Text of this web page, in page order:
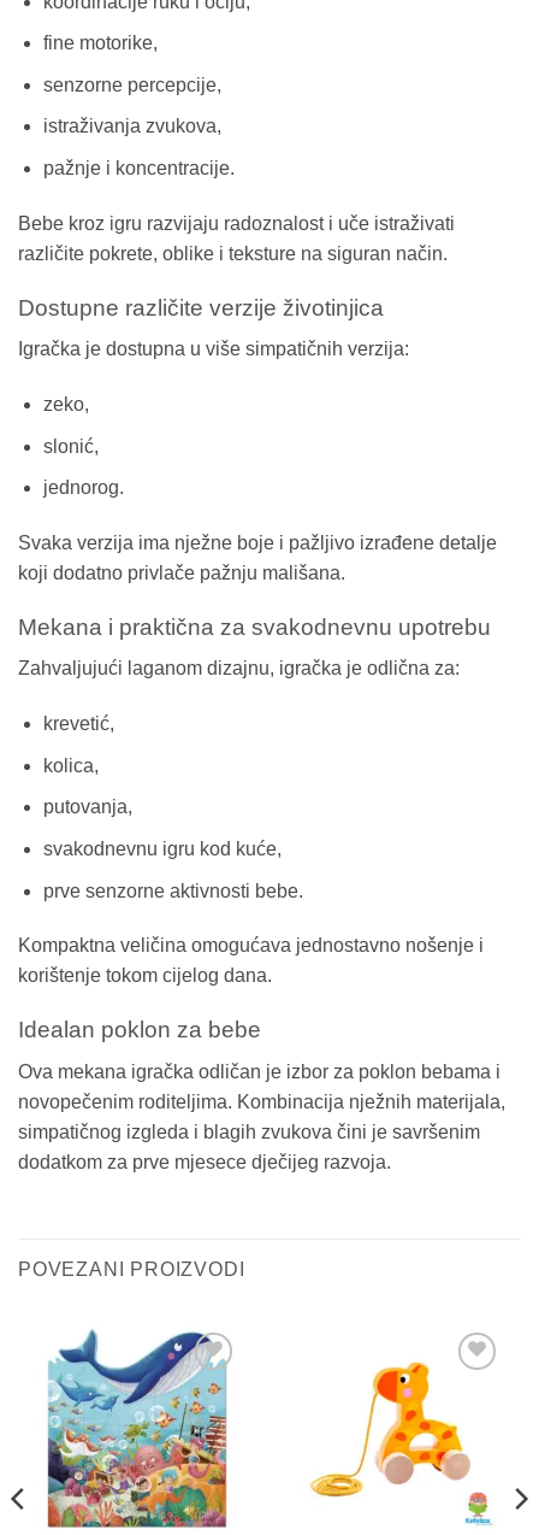
fine motorike,
senzorne percepcije,
istraživanja zvukova,
pažnje i koncentracije.
Bebe kroz igru razvijaju radoznalost i uče istraživati
različite pokrete, oblike i teksture na siguran način.
Dostupne različite verzije životinjica
Igračka je dostupna u više simpatičnih verzija:
zeko,
slonić,
jednorog.
Svaka verzija ima nježne boje i pažljivo izrađene detalje
koji dodatno privlače pažnju mališana.
Mekana i praktična za svakodnevnu upotrebu
Zahvaljujući laganom dizajnu, igračka je odlična za:
krevetić,
kolica,
putovanja,
svakodnevnu igru kod kuće,
prve senzorne aktivnosti bebe.
Kompaktna veličina omogućava jednostavno nošenje i
korištenje tokom cijelog dana.
Idealan poklon za bebe
Ova mekana igračka odličan je izbor za poklon bebama i
novopečenim roditeljima. Kombinacija nježnih materijala,
simpatičnog izgleda i blagih zvukova čini je savršenim
dodatkom za prve mjesece dječijeg razvoja.
POVEZANI PROIZVODI
Sačuvaj
proizvod